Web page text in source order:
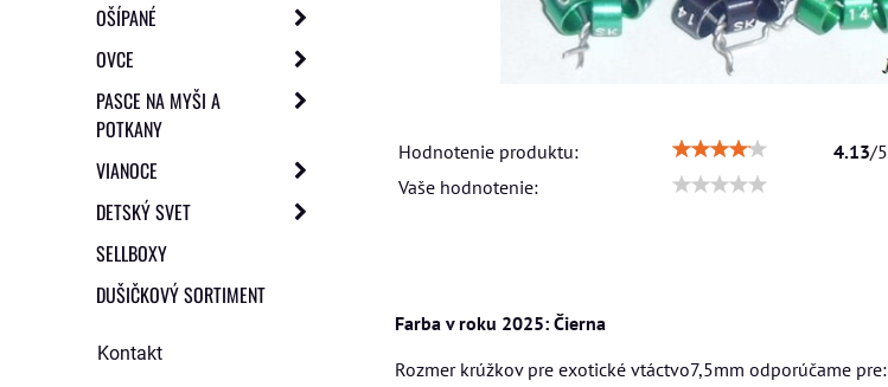
Hodnotenie produktu: 4.13/5
Vaše hodnotenie:
Farba v roku 2025: Čierna
Rozmer krúžkov pre exotické vtáctvo7,5mm odporúčame pre:
OŠÍPANÉ
OVCE
PASCE NA MYŠI A
POTKANY
VIANOCE
DETSKÝ SVET
SELLBOXY
DUŠIČKOVÝ SORTIMENT
Kontakt